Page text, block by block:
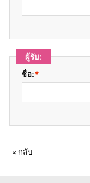
ผู้รับ:
*
ชื่อ:
« กลับ